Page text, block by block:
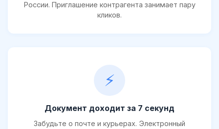
России. Приглашение контрагента занимает пару
кликов.
⚡
Документ доходит за 7 секунд
Забудьте о почте и курьерах. Электронный